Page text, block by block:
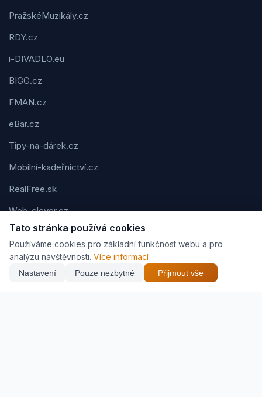
PražskéMuzikály.cz
RDY.cz
i-DIVADLO.eu
BIGG.cz
FMAN.cz
eBar.cz
Tipy-na-dárek.cz
Mobilní-kadeřnictví.cz
RealFree.sk
Web-clever.cz
Kvízov.cz
Karavaning.net
CVčko.eu
Tato stránka používá cookies
Používáme cookies pro základní funkčnost webu a pro
analýzu návštěvnosti. Více informací
Nastavení Pouze nezbytné Přijmout vše